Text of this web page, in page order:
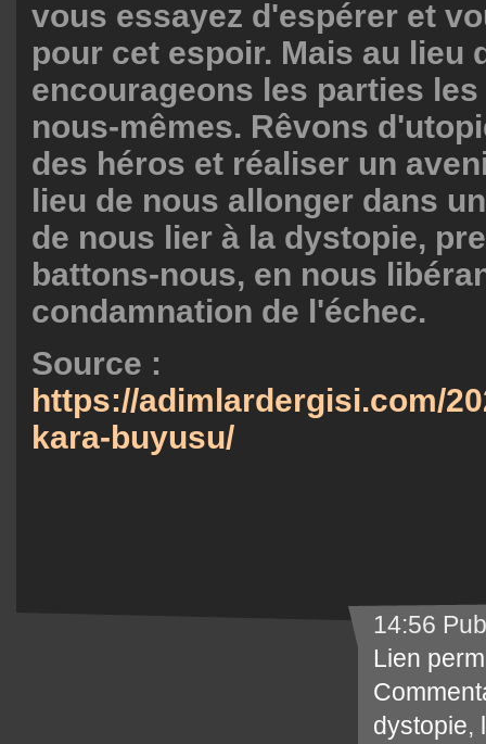
vous essayez d'espérer et
pour cet espoir. Mais au lieu
encourageons les parties
nous-mêmes. Rêvons
des héros et réaliser un
lieu de nous allonger dans
de nous lier à la dystopie,
battons-nous, en nous
condamnation de l'échec.
Source :
https://adimlardergisi.com/
kara-buyusu/
14:56
Lien
dystopie,